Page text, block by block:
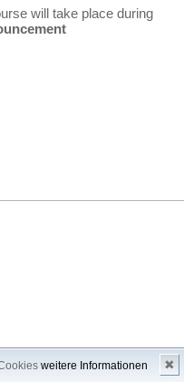
weitere Informationen ✖
will take place during